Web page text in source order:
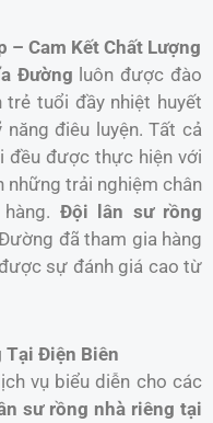
– Cam Kết Chất Lượng
Đường luôn được đào
trẻ tuổi đầy nhiệt huyết
điêu luyện. Tất cả
đều được thực hiện với
những trải nghiệm chân
Đội lân sư rồng
đã tham gia hàng
sự đánh giá cao từ
Tại Điện Biên
vụ biểu diễn cho các
sư rồng nhà riêng tại